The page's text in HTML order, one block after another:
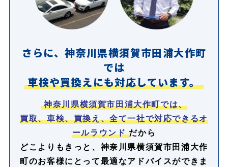
さらに、神奈川県横須賀市田浦大作町
では
車検や買換えにも対応しています。
神奈川県横須賀市田浦大作町では、
買取、車検、買換え、全て一社で対応できるオ
ールラウンド だから
どこよりもきっと、神奈川県横須賀市田浦大作
町のお客様にとって最適なアドバイスができま